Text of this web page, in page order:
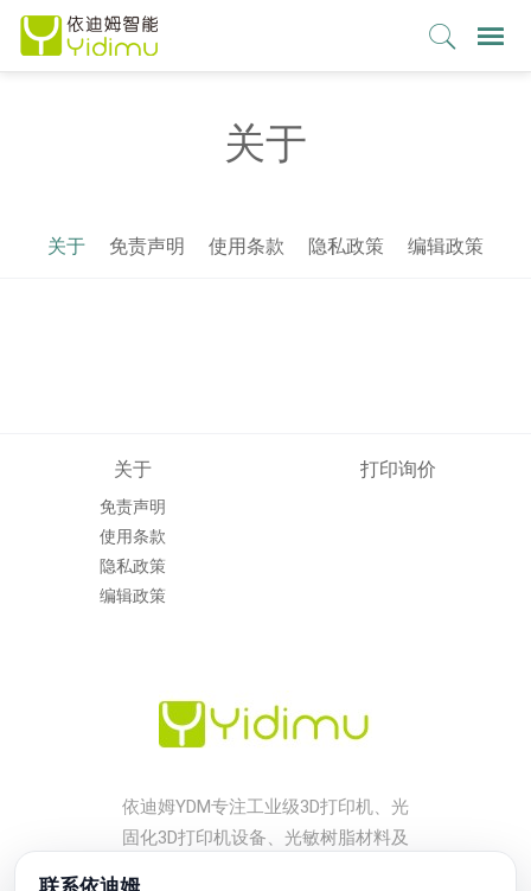
关于
关于 免责声明 使用条款 隐私政策 编辑政策
关于
免责声明
使用条款
隐私政策
编辑政策
打印询价
依迪姆YDM专注工业级3D打印机、光
固化3D打印机设备、光敏树脂材料及
联系依迪姆